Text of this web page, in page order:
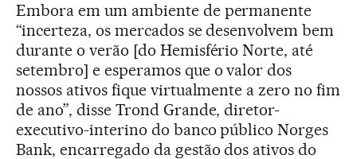
Embora em um ambiente de permanente
“incerteza, os mercados se desenvolvem bem
durante o verão [do Hemisfério Norte, até
setembro] e esperamos que o valor dos
nossos ativos fique virtualmente a zero no fim
de ano”, disse Trond Grande, diretor-
executivo-interino do banco público Norges
Bank, encarregado da gestão dos ativos do